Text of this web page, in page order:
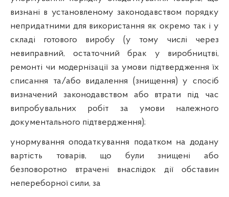
визнані в установленому законодавством порядку
непридатними для використання як окремо так і у
складі готового виробу (у тому числі через
невиправний, остаточний брак у виробництві,
ремонті чи модернізації за умови підтвердження їх
списання та/або видалення (знищення) у спосіб
визначений законодавством або втрати під час
випробувальних робіт за умови належного
документального підтвердження);
унормування оподаткування податком на додану
вартість товарів, що були знищені або
безповоротно втрачені внаслідок дії обставин
непереборної сили, за